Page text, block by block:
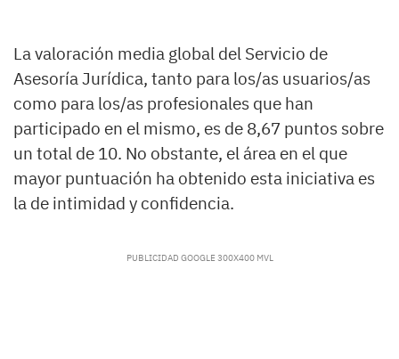
La valoración media global del Servicio de
Asesoría Jurídica, tanto para los/as usuarios/as
como para los/as profesionales que han
participado en el mismo, es de 8,67 puntos sobre
un total de 10. No obstante, el área en el que
mayor puntuación ha obtenido esta iniciativa es
la de intimidad y confidencia.